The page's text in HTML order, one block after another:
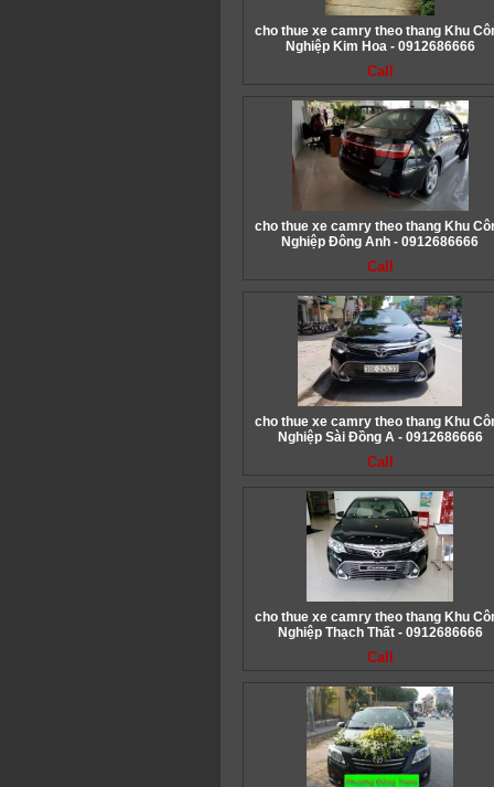
cho thue xe camry theo thang Khu
Nghiệp Kim Hoa - 0912686666
Call
cho thue xe camry theo thang Khu
Nghiệp Đông Anh - 0912686666
Call
cho thue xe camry theo thang Khu
Nghiệp Sài Đồng A - 0912686666
Call
cho thue xe camry theo thang Khu
Nghiệp Thạch Thất - 0912686666
Call